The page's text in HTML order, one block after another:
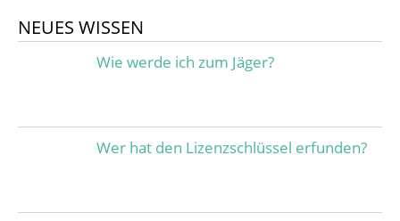
NEUES WISSEN
Wie werde ich zum Jäger?
Wer hat den Lizenzschlüssel erfunden?